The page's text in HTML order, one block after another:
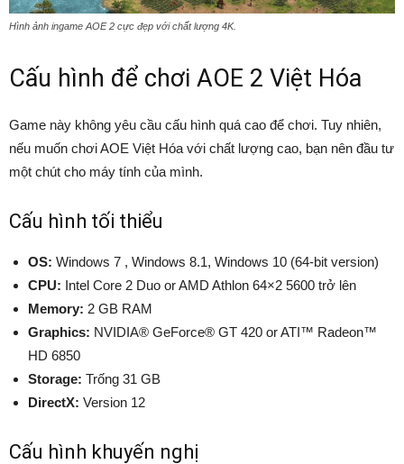
Hình ảnh ingame AOE 2 cực đẹp với chất lượng 4K.
Cấu hình để chơi AOE 2 Việt Hóa
Game này không yêu cầu cấu hình quá cao để chơi. Tuy nhiên,
nếu muốn chơi AOE Việt Hóa với chất lượng cao, bạn nên đầu tư
một chút cho máy tính của mình.
Cấu hình tối thiểu
OS: Windows 7 , Windows 8.1, Windows 10 (64-bit version)
CPU: Intel Core 2 Duo or AMD Athlon 64×2 5600 trở lên
Memory: 2 GB RAM
Graphics: NVIDIA® GeForce® GT 420 or ATI™ Radeon™
HD 6850
Storage: Trống 31 GB
DirectX: Version 12
Cấu hình khuyến nghị